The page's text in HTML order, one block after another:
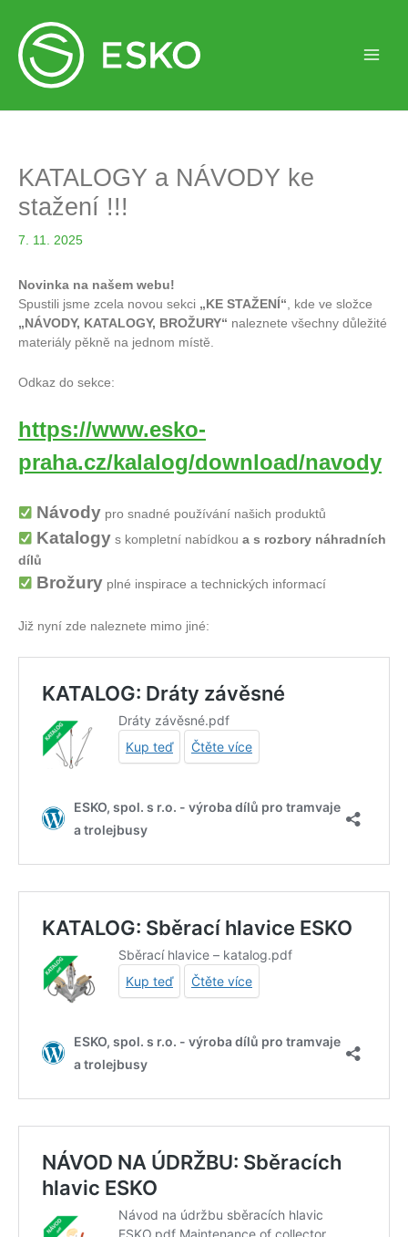
KATALOGY a NÁVODY ke
stažení !!!
7. 11. 2025
Novinka na našem webu!
Spustili jsme zcela novou sekci „KE STAŽENÍ“ , kde ve složce
„NÁVODY, KATALOGY, BROŽURY“ naleznete všechny důležité
materiály pěkně na jednom místě.
Odkaz do sekce:
https://www.esko-
praha.cz/kalalog/download/navody
Návody pro snadné používání našich produktů
Katalogy s kompletní nabídkoua s rozbory náhradních
dílů
Brožury plné inspirace a technických informací
Již nyní zde naleznete mimo jiné: